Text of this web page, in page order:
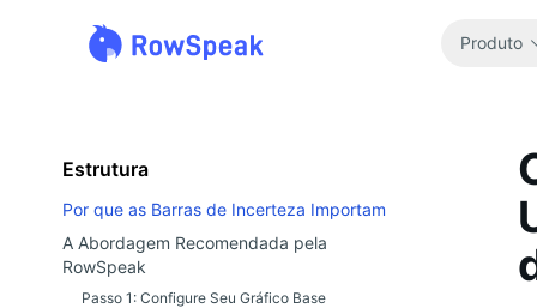
Produto
Estrutura
Por que as Barras de Incerteza Importam
A Abordagem Recomendada pela
RowSpeak
Passo 1: Configure Seu Gráfico Base